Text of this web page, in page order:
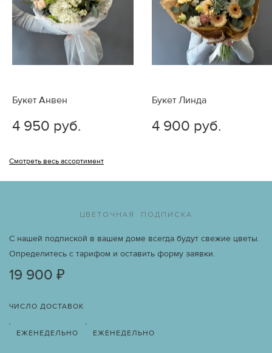
заказа, пожалуйста, обращайтесь к нам по телефону +7
(926) 158-06-66 или электронной почте
info@vmestoslov.ru.
Букет Анвен
4 950 руб.
Букет Линда
4 900 руб.
Смотреть весь ассортимент
ЦВЕТОЧНАЯ ПОДПИСКА
С нашей подпиской в вашем доме всегда будут свежие цветы.
Определитесь с тарифом и оставить форму заявки.
19 900 ₽
ЧИСЛО ДОСТАВОК
ЕЖЕНЕДЕЛЬНО ЕЖЕНЕДЕЛЬНО